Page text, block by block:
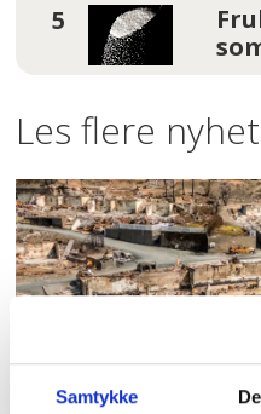
Samtykke
Les flere